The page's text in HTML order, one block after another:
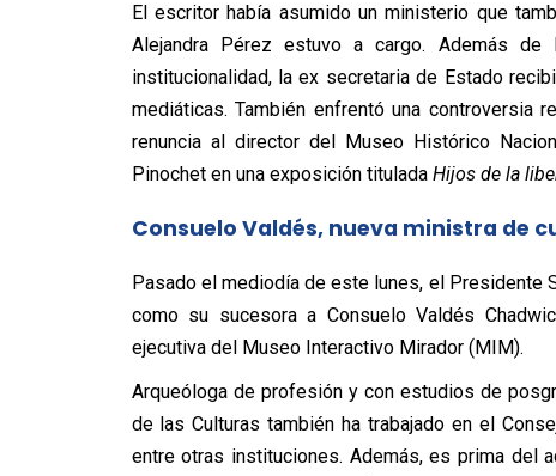
El escritor había asumido un ministerio que
Alejandra Pérez estuvo a cargo. Además
institucionalidad, la ex secretaria de Estado
mediáticas. También enfrentó una controversia
renuncia al director del Museo Histórico
Pinochet en una exposición titulada Hijos de la
Consuelo Valdés, nueva ministra de
Pasado el mediodía de este lunes, el Presidente
como su sucesora a Consuelo Valdés
ejecutiva del Museo Interactivo Mirador (MIM).
Arqueóloga de profesión y con estudios de
de las Culturas también ha trabajado en el
entre otras instituciones. Además, es prima del